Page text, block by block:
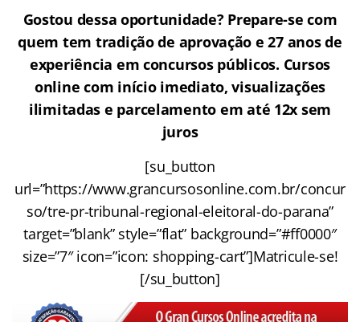
Gostou dessa oportunidade? Prepare-se com
quem tem tradição de aprovação e 27 anos de
experiência em concursos públicos. Cursos
online com início imediato, visualizações
ilimitadas e parcelamento em até 12x sem
juros
[su_button
url=”https://www.grancursosonline.com.br/concur
so/tre-pr-tribunal-regional-eleitoral-do-parana”
target=”blank” style=”flat” background=”#ff0000″
size=”7″ icon=”icon: shopping-cart”]Matricule-se!
[/su_button]